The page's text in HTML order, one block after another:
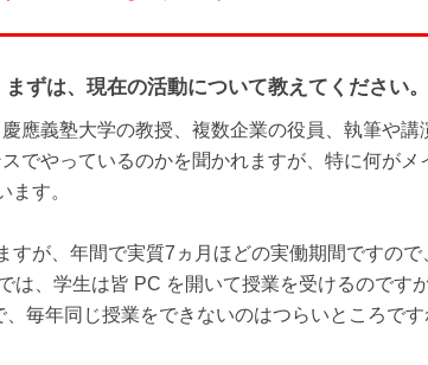
ずは、現在の活動について教えてください。
應義塾大学の教授、複数企業の役員、執筆や講
でやっているのかを聞かれますが、特に何がメ
ます。
すが、年間で実質7ヵ月ほどの実働期間ですの
は、学生は皆 PC を開いて授業を受けるのです
毎年同じ授業をできないのはつらいところです